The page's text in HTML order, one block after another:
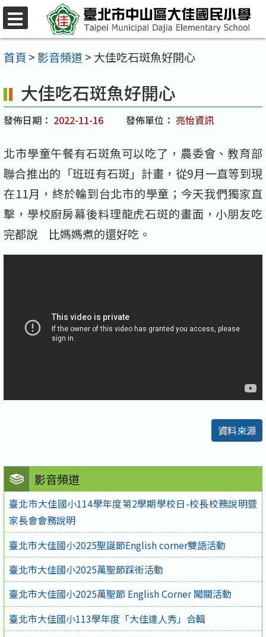
跳
至
主
內
容
首頁 > 影音頻道 > 大佳吃石斑魚好開心
影音頻道
臺北市大佳國小114學年度第2學期學校日-校長校務說明暨
家長會會務說明
臺北市大佳國小2025聖誕節English corner雙語活動
臺北市大佳國小2025萬聖節踩街活動
臺北市大佳國小2025萬聖節 English Corner 闖關活動
臺北市大佳國小113學年度「大佳達人秀」合輯
大佳吃石斑魚好開心
發佈日期： 2022-11-16 發佈單位： 亮怡資訊
北市學童午餐有石斑魚可以吃了，農委會、教育部
聯合推出的「班班有石斑」計畫，從9月一直等到現
在11月，終於輪到台北市的學童；今天我們獨家直
擊，學校廚房幕後料理龍虎石斑的畫面，小朋友吃
完都說 比媽媽煮的還好吃。
資料來源
選
單